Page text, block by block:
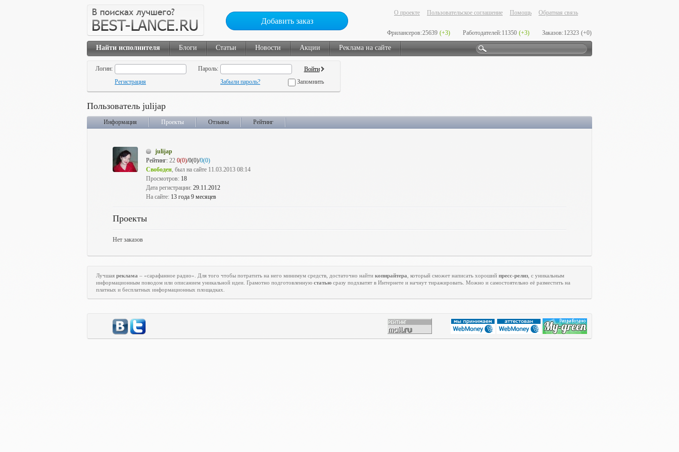
Добавить заказ
О проекте Пользовательское соглашение Помощь Обратная связь
Фрилансеров:25639 (+3) Работодателей:11350 (+3) Заказов:12323 (+0)
Найти исполнителя Блоги Статьи Новости Акции Реклама на сайте
Логин:
Пароль:
Регистрация
Забыли пароль? Запомнить
Пользователь julijap
Информация Проекты Отзывы Рейтинг
julijap
Рейтинг: 22 0(0)/0(0)/0(0)
Свободен, был на сайте 11.03.2013 08:14
Просмотров: 18
Дата регистрации: 29.11.2012
На сайте: 13 года 9 месяцев
Проекты
Нет заказов
Лучшая реклама – «сарафанное радио». Для того чтобы потратить на него минимум средств, достаточно найти копирайтера , который сможет написать хороший пресс-релиз , с уникальным
информационным поводом или описанием уникальной идеи. Грамотно подготовленную статью сразу подхватят в Интернете и начнут тиражировать. Можно и самостоятельно её разместить на
платных и бесплатных информационных площадках.